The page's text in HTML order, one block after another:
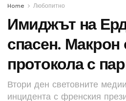
Home Любопитно
Имиджът на
спасен. Макрон
протокола с
Втори ден световните
инцидента с френския